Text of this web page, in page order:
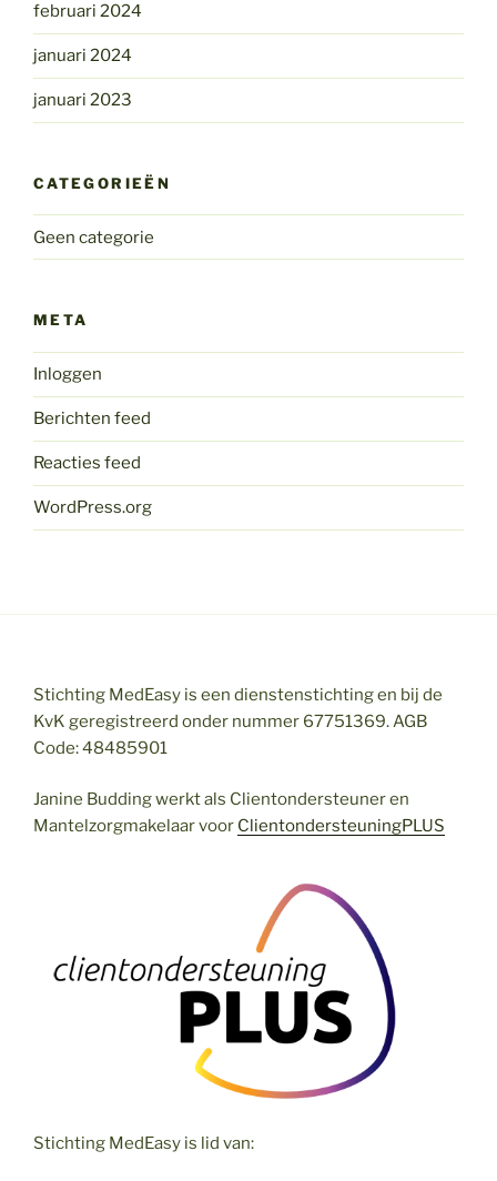
februari 2024
januari 2024
januari 2023
CATEGORIEËN
Geen categorie
META
Inloggen
Berichten feed
Reacties feed
WordPress.org
Stichting MedEasy is een dienstenstichting en bij de
KvK geregistreerd onder nummer 67751369. AGB
Code: 48485901
Janine Budding werkt als Clientondersteuner en
Mantelzorgmakelaar voor ClientondersteuningPLUS
Stichting MedEasy is lid van: